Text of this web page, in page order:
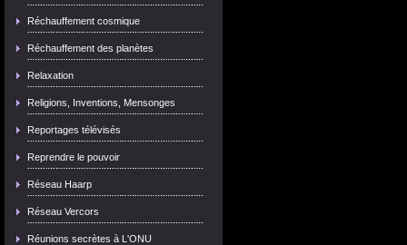
Réchauffement cosmique
Réchauffement des planètes
Relaxation
Religions, Inventions, Mensonges
Reportages télévisés
Reprendre le pouvoir
Réseau Haarp
Réseau Vercors
Réunions secrètes à L'ONU